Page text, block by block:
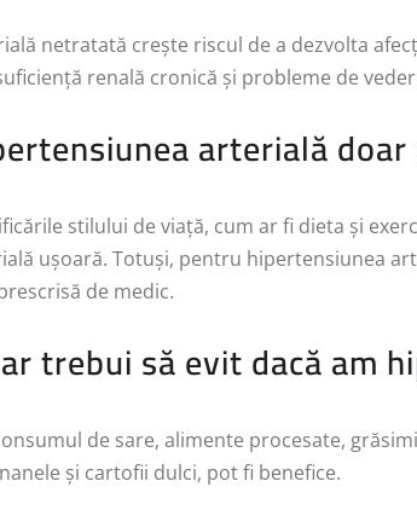
netratată crește riscul de a dezvolta
renală cronică și probleme de
arterială
stilului de viață, cum ar fi dieta și
ușoară. Totuși, pentru hipertensiunea
de medic.
trebui să evit dacă am
de sare, alimente procesate,
și cartofii dulci, pot fi benefice.